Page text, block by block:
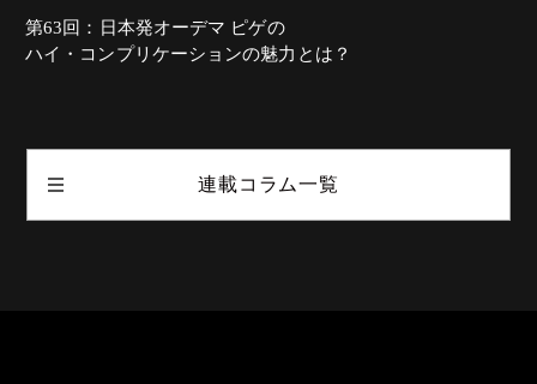
第63回：日本発オーデマ ピゲの
ハイ・コンプリケーションの魅力とは？
連載コラム一覧